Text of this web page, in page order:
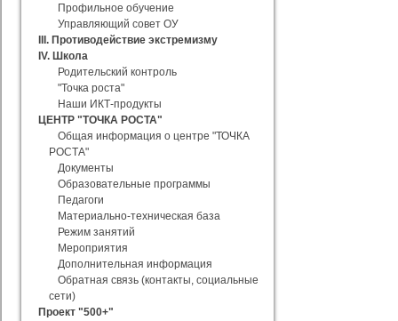
Профильное обучение
Управляющий совет ОУ
III. Противодействие экстремизму
IV. Школа
Родительский контроль
"Точка роста"
Наши ИКТ-продукты
ЦЕНТР "ТОЧКА РОСТА"
Общая информация о центре "ТОЧКА
РОСТА"
Документы
Образовательные программы
Педагоги
Материально-техническая база
Режим занятий
Мероприятия
Дополнительная информация
Обратная связь (контакты, социальные
сети)
Проект "500+"